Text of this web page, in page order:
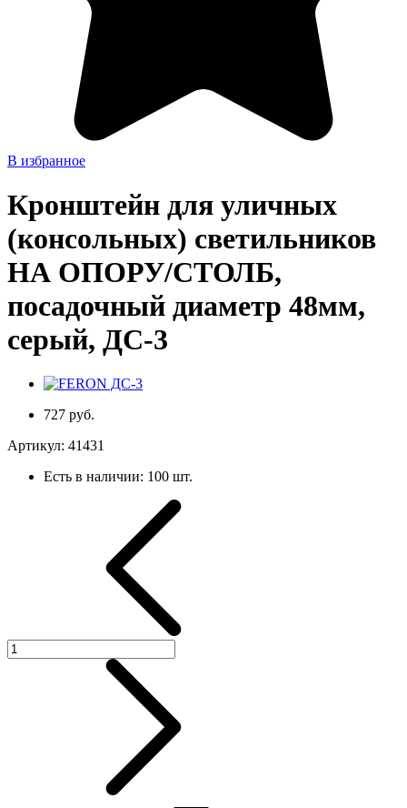
В избранное
Кронштейн для уличных
(консольных) светильников
НА ОПОРУ/СТОЛБ,
посадочный диаметр 48мм,
серый, ДС-3
727 руб.
Артикул: 41431
Есть в наличии: 100 шт.